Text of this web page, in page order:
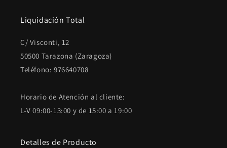
Liquidación Total
C/ Visconti, 12
50500 Tarazona (Zaragoza)
Teléfono: 976640708
Horario de Atención al cliente:
L-V 09:00-13:00 y de 15:00 a 19:00
Detalles de Producto